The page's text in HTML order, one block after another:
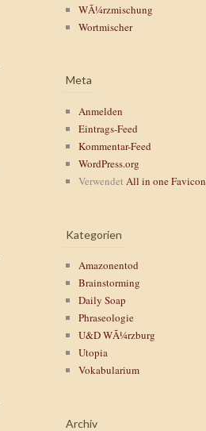
WÃ¼rzmischung
Wortmischer
Meta
Anmelden
Eintrags-Feed
Kommentar-Feed
WordPress.org
Verwendet All in one Favicon
Kategorien
Amazonentod
Brainstorming
Daily Soap
Phraseologie
U&D WÃ¼rzburg
Utopia
Vokabularium
Archiv